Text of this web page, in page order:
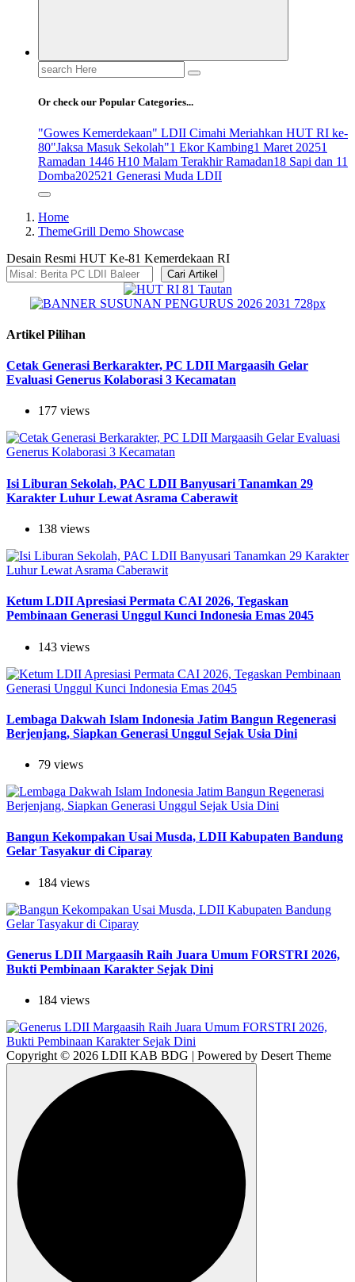
Search
for:
Or check our Popular Categories...
"Gowes Kemerdekaan" LDII Cimahi Meriahkan HUT RI ke-
80"Jaksa Masuk Sekolah"1 Ekor Kambing1 Maret 20251
Ramadan 1446 H10 Malam Terakhir Ramadan18 Sapi dan 11
Domba202521 Generasi Muda LDII
Home
ThemeGrill Demo Showcase
Desain Resmi HUT Ke-81 Kemerdekaan RI
Cari Artikel
Artikel Pilihan
Cetak Generasi Berkarakter, PC LDII Margaasih Gelar
Evaluasi Generus Kolaborasi 3 Kecamatan
177 views
Isi Liburan Sekolah, PAC LDII Banyusari Tanamkan 29
Karakter Luhur Lewat Asrama Caberawit
138 views
Ketum LDII Apresiasi Permata CAI 2026, Tegaskan
Pembinaan Generasi Unggul Kunci Indonesia Emas 2045
143 views
Lembaga Dakwah Islam Indonesia Jatim Bangun Regenerasi
Berjenjang, Siapkan Generasi Unggul Sejak Usia Dini
79 views
Bangun Kekompakan Usai Musda, LDII Kabupaten Bandung
Gelar Tasyakur di Ciparay
184 views
Generus LDII Margaasih Raih Juara Umum FORSTRI 2026,
Bukti Pembinaan Karakter Sejak Dini
184 views
Copyright © 2026 LDII KAB BDG | Powered by Desert Theme